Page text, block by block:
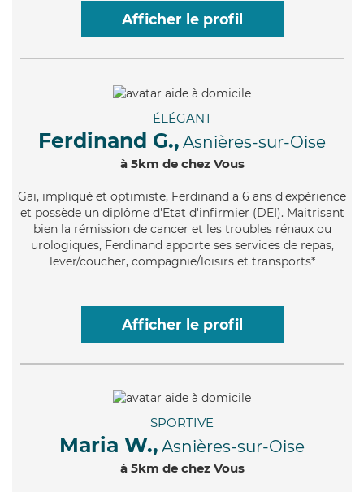
Afficher le profil
ÉLÉGANT
Ferdinand G., Asnières-sur-Oise
à 5km de chez Vous
Gai, impliqué et optimiste, Ferdinand a 6 ans d'expérience
et possède un diplôme d'Etat d'infirmier (DEI). Maitrisant
bien la rémission de cancer et les troubles rénaux ou
urologiques, Ferdinand apporte ses services de repas,
lever/coucher, compagnie/loisirs et transports*
Afficher le profil
SPORTIVE
Maria W., Asnières-sur-Oise
à 5km de chez Vous